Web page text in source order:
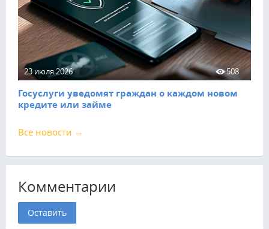
23 июля 2026 508
Госуслуги уведомят граждан о каждом новом
кредите или займе
Все новости →
Комментарии
Оставить